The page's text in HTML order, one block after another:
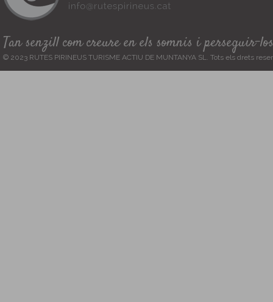
Tan senzill com creure en els somnis i perseguir-los
© 2023 RUTES PIRINEUS TURISME ACTIU DE MUNTANYA SL. Tots els drets